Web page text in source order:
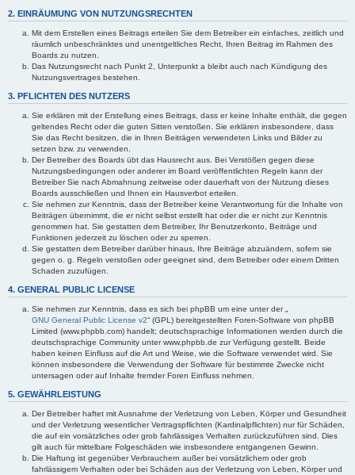
2. EINRÄUMUNG VON NUTZUNGSRECHTEN
Mit dem Erstellen eines Beitrags erteilen Sie dem Betreiber ein einfaches, zeitlich und
räumlich unbeschränktes und unentgeltliches Recht, Ihren Beitrag im Rahmen des
Boards zu nutzen.
Das Nutzungsrecht nach Punkt 2, Unterpunkt a bleibt auch nach Kündigung des
Nutzungsvertrages bestehen.
3. PFLICHTEN DES NUTZERS
Sie erklären mit der Erstellung eines Beitrags, dass er keine Inhalte enthält, die gegen
geltendes Recht oder die guten Sitten verstoßen. Sie erklären insbesondere, dass
Sie das Recht besitzen, die in Ihren Beiträgen verwendeten Links und Bilder zu
setzen bzw. zu verwenden.
Der Betreiber des Boards übt das Hausrecht aus. Bei Verstößen gegen diese
Nutzungsbedingungen oder anderer im Board veröffentlichten Regeln kann der
Betreiber Sie nach Abmahnung zeitweise oder dauerhaft von der Nutzung dieses
Boards ausschließen und Ihnen ein Hausverbot erteilen.
Sie nehmen zur Kenntnis, dass der Betreiber keine Verantwortung für die Inhalte von
Beiträgen übernimmt, die er nicht selbst erstellt hat oder die er nicht zur Kenntnis
genommen hat. Sie gestatten dem Betreiber, Ihr Benutzerkonto, Beiträge und
Funktionen jederzeit zu löschen oder zu sperren.
Sie gestatten dem Betreiber darüber hinaus, Ihre Beiträge abzuändern, sofern sie
gegen o. g. Regeln verstoßen oder geeignet sind, dem Betreiber oder einem Dritten
Schaden zuzufügen.
4. GENERAL PUBLIC LICENSE
Sie nehmen zur Kenntnis, dass es sich bei phpBB um eine unter der „
GNU General Public License v2“ (GPL) bereitgestellten Foren-Software von phpBB
Limited (www.phpbb.com) handelt; deutschsprachige Informationen werden durch die
deutschsprachige Community unter www.phpbb.de zur Verfügung gestellt. Beide
haben keinen Einfluss auf die Art und Weise, wie die Software verwendet wird. Sie
können insbesondere die Verwendung der Software für bestimmte Zwecke nicht
untersagen oder auf Inhalte fremder Foren Einfluss nehmen.
5. GEWÄHRLEISTUNG
Der Betreiber haftet mit Ausnahme der Verletzung von Leben, Körper und Gesundheit
und der Verletzung wesentlicher Vertragspflichten (Kardinalpflichten) nur für Schäden,
die auf ein vorsätzliches oder grob fahrlässiges Verhalten zurückzuführen sind. Dies
gilt auch für mittelbare Folgeschäden wie insbesondere entgangenen Gewinn.
Die Haftung ist gegenüber Verbrauchern außer bei vorsätzlichem oder grob
fahrlässigem Verhalten oder bei Schäden aus der Verletzung von Leben, Körper und